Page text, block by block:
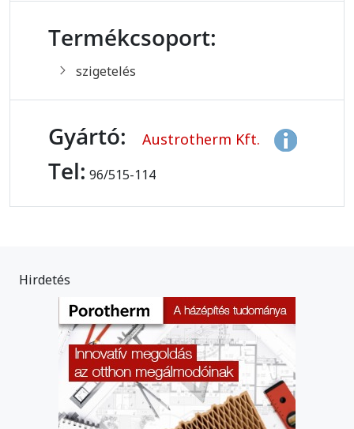
Termékcsoport:
szigetelés
Gyártó: Austrotherm Kft.
Tel: 96/515-114
Hirdetés